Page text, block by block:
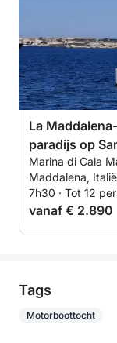
La
paradijs op
Marina di Cala
Maddalena, Italië
7h30 · Tot 12
vanaf € 2.890
Tags
Motorboottocht